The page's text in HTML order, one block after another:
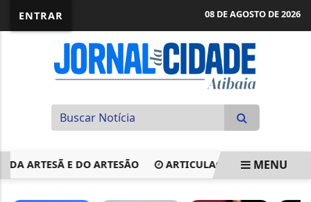
ENTRAR 08 DE AGOSTO DE 2026
E DO ARTESÃO ARTICULAÇÃO INSTITUCIONAL E
MENU